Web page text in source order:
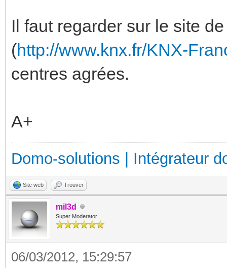
Il faut regarder sur le site
(http://www.knx.fr/KNX-
centres agrées.
A+
Domo-solutions | Intégrateur
Site web Trouver
mil3d
Super Moderator
06/03/2012, 15:29:57